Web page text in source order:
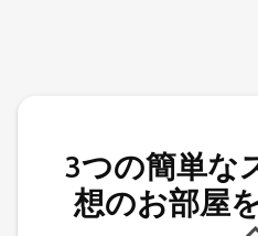
3つの簡単な
想のお部屋